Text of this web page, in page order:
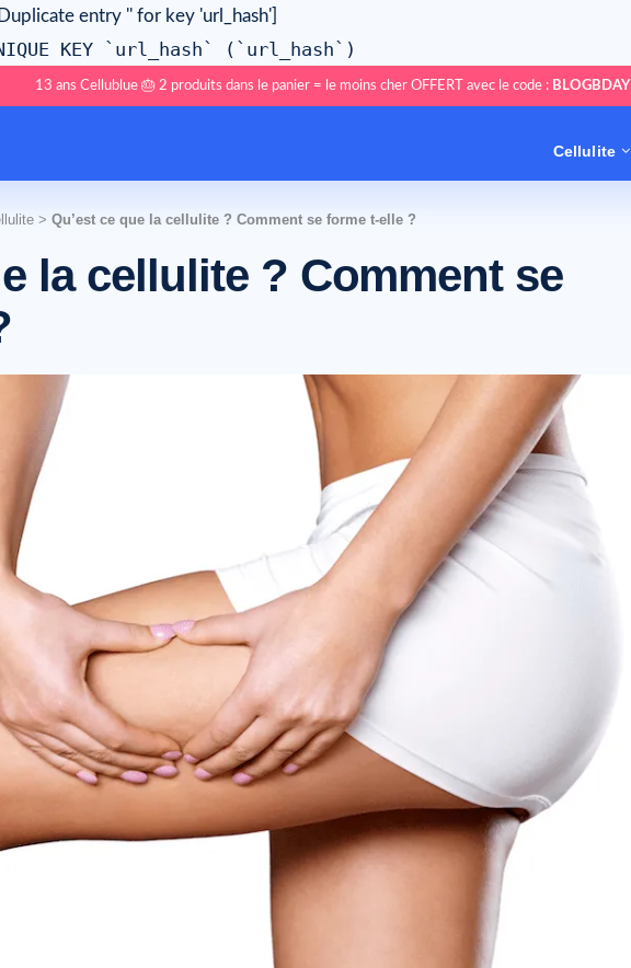
entry '' for key 'url_hash']
KEY `url_hash` (`url_hash`)
13 ans Cellublue 🎂 2 produits dans le panier = le moins cher OFFERT avec le code : BLOGBDAY
Cellulite
> Qu’est ce que la cellulite ? Comment se forme t-elle ?
la cellulite ? Comment se